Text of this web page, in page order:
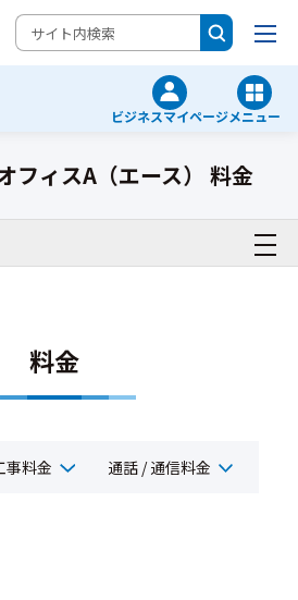
ビジネスマイページメニュー
フィスA（エース） 料金
IP電話一覧
料金
事料金 通話 / 通信料金